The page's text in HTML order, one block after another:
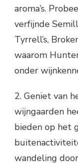
aroma’s.
verfijnde
Tyrrell’s,
waarom
onder
2. Geniet van
wijngaarden
bieden op het
wandeling